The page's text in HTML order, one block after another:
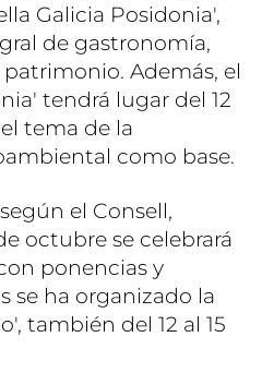
Galicia Posidonia',
de gastronomía,
Además, el
tendrá lugar del 12
tema de la
como base.
el Consell,
octubre se celebrará
ponencias y
se ha organizado la
también del 12 al 15